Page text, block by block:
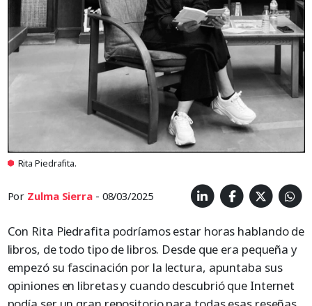
Rita Piedrafita.
Por Zulma Sierra- 08/03/2025
Con Rita Piedrafita podríamos estar horas hablando de
libros, de todo tipo de libros. Desde que era pequeña y
empezó su fascinación por la lectura, apuntaba sus
opiniones en libretas y cuando descubrió que Internet